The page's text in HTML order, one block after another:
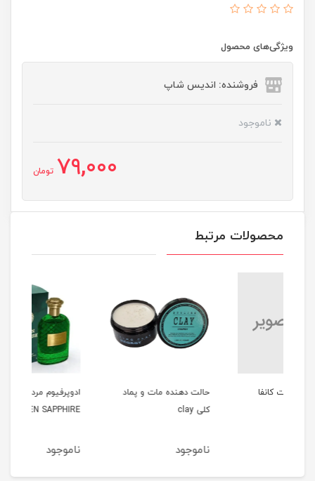
ویژگی‌های محصول
فروشنده: اندیس شاپ
ناموجود
79,000 تومان
محصولات مرتبط
حالت دهنده مات و پماد
ادوپرفیوم مردانه 100میل
GREEN SAPPHIRE